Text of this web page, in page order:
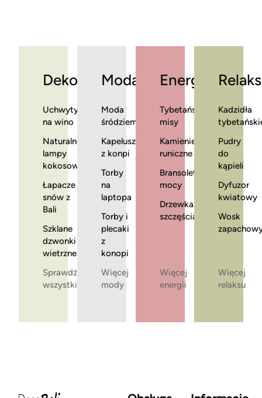
Dekoracje
Uchwyty
na wino
Naturalne
lampy
kokosowe
Łapacze
snów z
Bali
Szklane
dzwonki
wietrzne
Sprawdź
wszystkie
Moda
Moda
śródziemnomorska
Kapelusze
z konpi
Torby
na
laptopa
Torby i
plecaki
z
konopi
Więcej
mody
Energia
Tybetańskie
misy
Kamienie
runiczne
Bransoletki
mocy
Drzewka
szczęścia
Więcej
energii
Relaks
Kadzidła
Pudry
do
kąpieli
Dyfuzor
kwiatowy
Wosk
Więcej
relaksu